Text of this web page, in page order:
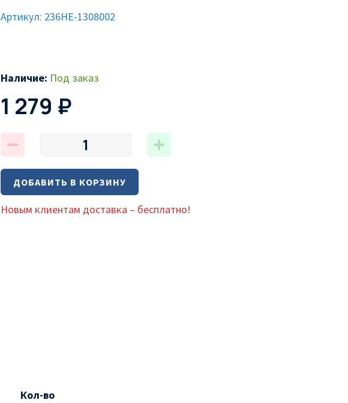
Артикул: 236НЕ-1308002
Наличие: Под заказ
1 279 ₽
ДОБАВИТЬ В КОРЗИНУ
Новым клиентам доставка – бесплатно!
Кол-во